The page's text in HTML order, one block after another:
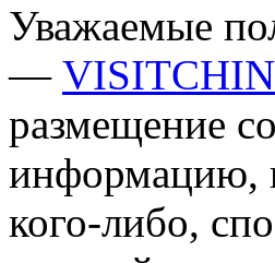
Уважаемые
—
размещение
информацию,
кого-либо,